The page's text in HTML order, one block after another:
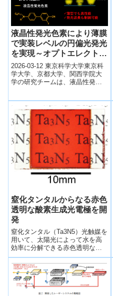
液晶性発光色素により薄膜
で実装レベルの円偏光発光
を実現～オプトエレクトロ
ニクス分野への応用に期待
～
2026-03-12 東京科学大学東京科
学大学、京都大学、関西学院大
学の研究チームは、液晶性発光
高性能の...
窒化タンタルからなる赤色
透明な酸素生成光電極を開
発
窒化タンタル（Ta3N5）光触媒を
用いて、太陽光によって水を高
効率に分解できる赤色透明な酸
素生成光電極の開発に成功、水
の分解反応による水素／酸素製
造で世界トップレベルの太陽光
エネルギー変換効率5.5％を達成
した。